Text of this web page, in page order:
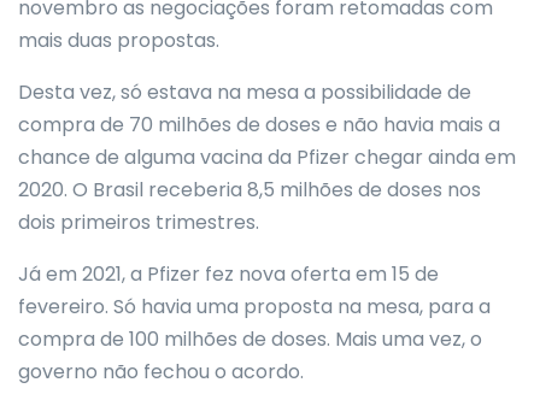
novembro as negociações foram retomadas com
mais duas propostas.
Desta vez, só estava na mesa a possibilidade de
compra de 70 milhões de doses e não havia mais a
chance de alguma vacina da Pfizer chegar ainda em
2020. O Brasil receberia 8,5 milhões de doses nos
dois primeiros trimestres.
Já em 2021, a Pfizer fez nova oferta em 15 de
fevereiro. Só havia uma proposta na mesa, para a
compra de 100 milhões de doses. Mais uma vez, o
governo não fechou o acordo.